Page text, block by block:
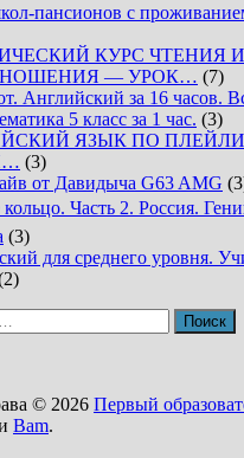
пансионов с
КУРС ЧТЕНИЯ И
— УРОК… (7)
Английский за 16 часов.
5 класс за 1 час. (3)
ЯЗЫК ПО
(3)
от Давидыча G63 AMG
кольцо. Часть 2. Россия.
(3)
для среднего уровня.
© 2026 Первый
Bam.